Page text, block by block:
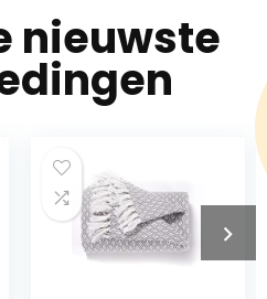
nieuwste